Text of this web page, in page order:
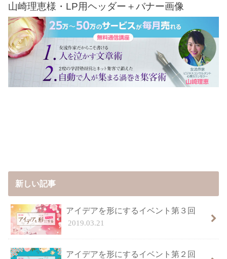
山崎理恵様・LP用ヘッダー＋バナー画像
新しい記事
アイデアを形にするイベント第３回
2019.03.21
アイデアを形にするイベント第２回